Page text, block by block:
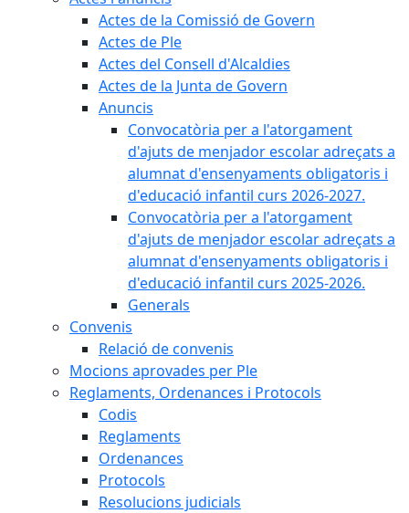
Actes de la Comissió de Govern
Actes de Ple
Actes del Consell d'Alcaldies
Actes de la Junta de Govern
Anuncis
Convocatòria per a l'atorgament
d'ajuts de menjador escolar adreçats a
alumnat d'ensenyaments obligatoris i
d'educació infantil curs 2026-2027.
Convocatòria per a l'atorgament
d'ajuts de menjador escolar adreçats a
alumnat d'ensenyaments obligatoris i
d'educació infantil curs 2025-2026.
Generals
Convenis
Relació de convenis
Mocions aprovades per Ple
Reglaments, Ordenances i Protocols
Codis
Reglaments
Ordenances
Protocols
Resolucions judicials